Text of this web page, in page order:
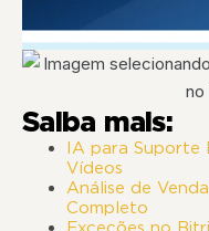
Saiba mais:
IA para Suporte
Vídeos
Análise de
Completo